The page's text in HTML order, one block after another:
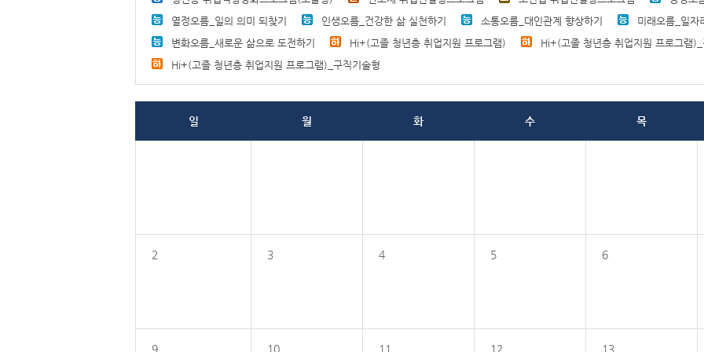
열정오름_일의 의미 되찾기
인생오름_건강한 삶 실천하기 소통오름_대인관계 향상하기
미래오름_일자
변화오름_새로운 삶으로 도전하기
Hi+(고졸 청년층 취업지원 프로그램)
Hi+(고졸 청년층 취업지원 프로그램
Hi+(고졸 청년층 취업지원 프로그램)_구직기술형
일 월 화 수 목
2 3 4 5 6
9 10 11 12 13